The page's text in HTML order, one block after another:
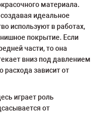
материала.
идеальное
используют в работах,
покрытие. Если
части, то она
вниз под давлением
расхода зависит от
играет роль
от